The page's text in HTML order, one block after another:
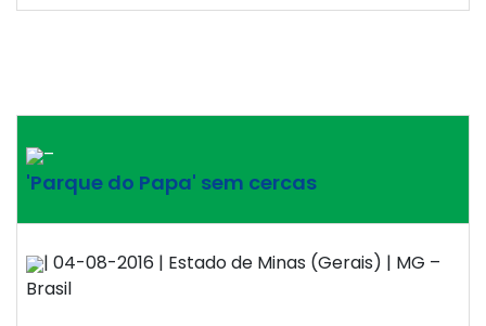
–
'Parque do Papa' sem cercas
| 04-08-2016 | Estado de Minas (Gerais) | MG –
Brasil